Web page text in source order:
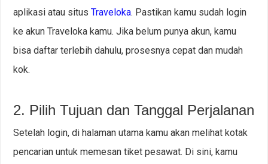
aplikasi atau situsTraveloka. Pastikan kamu sudah login
ke akun Traveloka kamu. Jika belum punya akun, kamu
bisa daftar terlebih dahulu, prosesnya cepat dan mudah
kok.
2. Pilih Tujuan dan Tanggal Perjalanan
Setelah login, di halaman utama kamu akan melihat kotak
pencarian untuk memesan tiket pesawat. Di sini, kamu